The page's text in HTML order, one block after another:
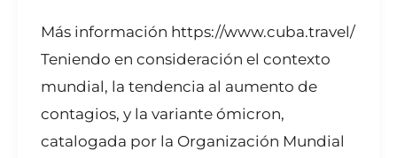
Más información https://www.cuba.travel/
Teniendo en consideración el contexto
mundial, la tendencia al aumento de
contagios, y la variante ómicron,
catalogada por la Organización Mundial